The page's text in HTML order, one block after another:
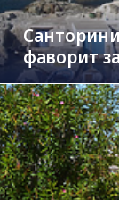
фаворит